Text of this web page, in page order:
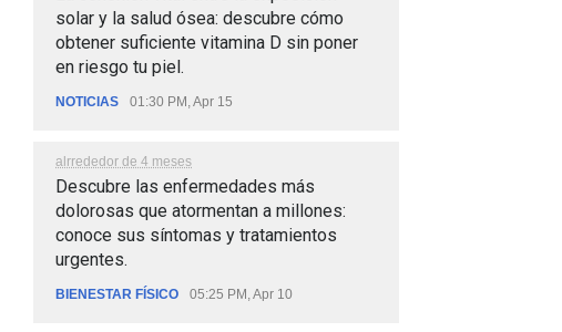
solar y la salud ósea: descubre cómo
obtener suficiente vitamina D sin poner
en riesgo tu piel.
NOTICIAS 01:30 PM, Apr 15
alrrededor de 4 meses
Descubre las enfermedades más
dolorosas que atormentan a millones:
conoce sus síntomas y tratamientos
urgentes.
BIENESTAR FÍSICO 05:25 PM, Apr 10